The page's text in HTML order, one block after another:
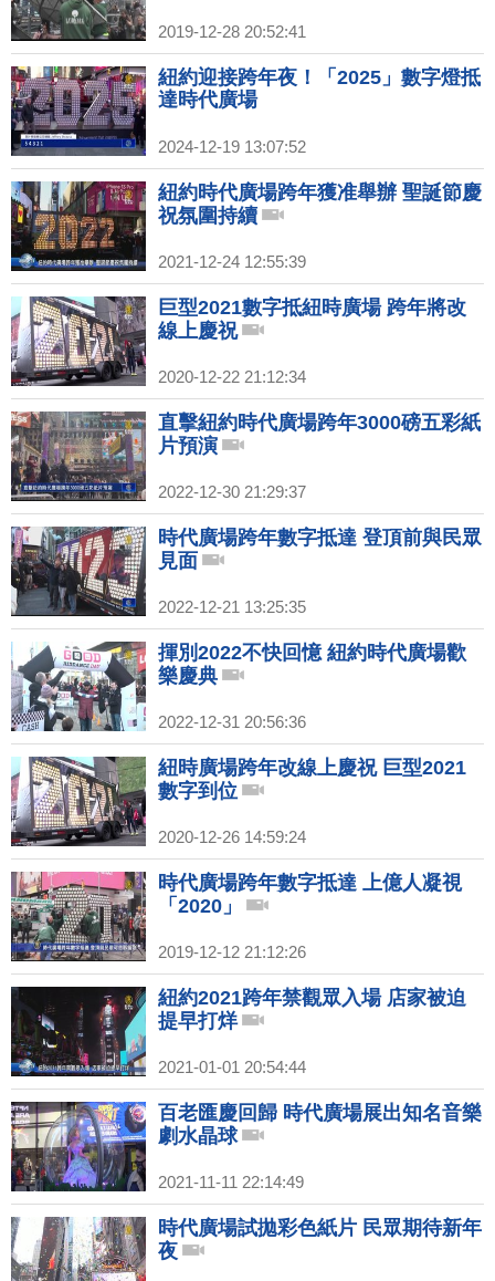
2019-12-28 20:52:41
紐約迎接跨年夜！「2025」數字燈抵
達時代廣場
2024-12-19 13:07:52
紐約時代廣場跨年獲准舉辦 聖誕節慶
祝氛圍持續
2021-12-24 12:55:39
巨型2021數字抵紐時廣場 跨年將改
線上慶祝
2020-12-22 21:12:34
直擊紐約時代廣場跨年3000磅五彩紙
片預演
2022-12-30 21:29:37
時代廣場跨年數字抵達 登頂前與民眾
見面
2022-12-21 13:25:35
揮別2022不快回憶 紐約時代廣場歡
樂慶典
2022-12-31 20:56:36
紐時廣場跨年改線上慶祝 巨型2021
數字到位
2020-12-26 14:59:24
時代廣場跨年數字抵達 上億人凝視
「2020」
2019-12-12 21:12:26
紐約2021跨年禁觀眾入場 店家被迫
提早打烊
2021-01-01 20:54:44
百老匯慶回歸 時代廣場展出知名音樂
劇水晶球
2021-11-11 22:14:49
時代廣場試拋彩色紙片 民眾期待新年
夜